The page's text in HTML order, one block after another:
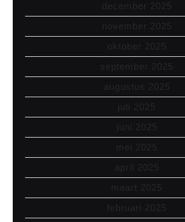
december 2025
november 2025
oktober 2025
september 2025
augustus 2025
juli 2025
juni 2025
mei 2025
april 2025
maart 2025
februari 2025